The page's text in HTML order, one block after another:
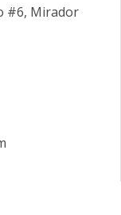
#6, Mirador